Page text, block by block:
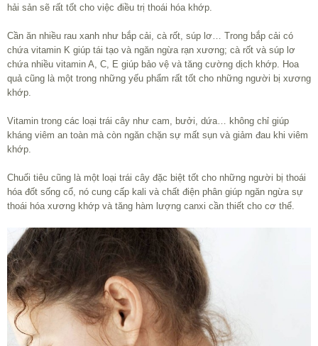
hải sản sẽ rất tốt cho việc điều trị thoái hóa khớp.
Cần ăn nhiều rau xanh như bắp cải, cà rốt, súp lơ… Trong bắp cải có
chứa vitamin K giúp tái tạo và ngăn ngừa rạn xương; cà rốt và súp lơ
chứa nhiều vitamin A, C, E giúp bảo vệ và tăng cường dịch khớp. Hoa
quả cũng là một trong những yếu phẩm rất tốt cho những người bị xương
khớp.
Vitamin trong các loại trái cây như cam, bưởi, dứa… không chỉ giúp
kháng viêm an toàn mà còn ngăn chặn sự mất sụn và giảm đau khi viêm
khớp.
Chuối tiêu cũng là một loại trái cây đặc biệt tốt cho những người bị thoái
hóa đốt sống cổ, nó cung cấp kali và chất điện phân giúp ngăn ngừa sự
thoái hóa xương khớp và tăng hàm lượng canxi cần thiết cho cơ thể.